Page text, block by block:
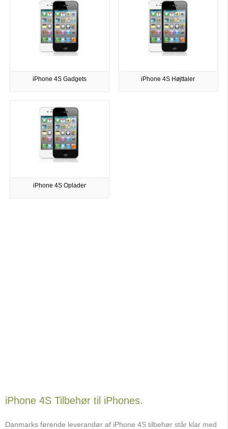
iPhone 4S Gadgets iPhone 4S Højttaler
iPhone 4S Oplader
iPhone 4S Tilbehør til iPhones.
Danmarks førende leverandør af iPhone 4S tilbehør står klar med